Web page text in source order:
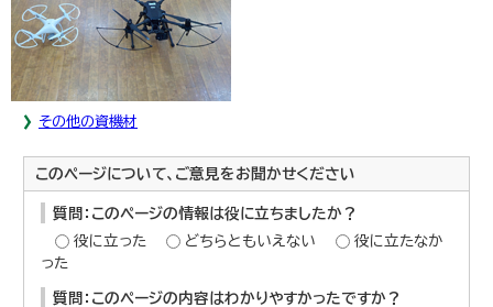
その他の資機材
このページについて、ご意見をお聞かせください
質問：このページの情報は役に立ちましたか？
役に立った
どちらともいえない
役に立たなか
った
質問：このページの内容はわかりやすかったですか？